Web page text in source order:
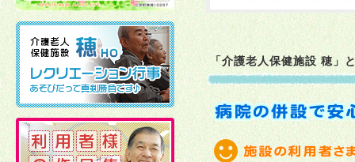
2026年01月06日
2025年12月19日
2025年12月02日
「介護老人保健施設 穂」